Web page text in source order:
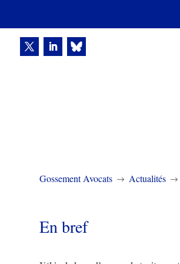
Gossement Avocats $ Actualités $
En bref